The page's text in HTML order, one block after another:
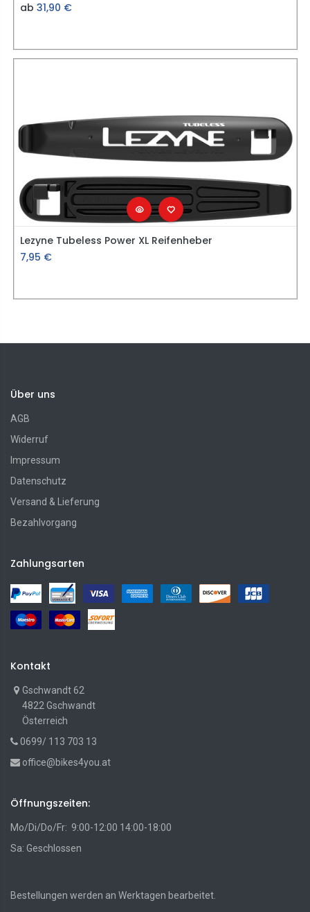
ab 31,90 €
Lezyne Tubeless Power XL Reifenheber
7,95 €
Über uns
AGB
Widerruf
Impressum
Datenschutz
Versand & Lieferung
Bezahlvorgang
Zahlungsarten
Kontakt
Gschwandt 62
4822 Gschwandt
Österreich
0699/ 113 703 13
office@bikes4you.at
Öffnungszeiten:
Mo/Di/Do/Fr: 9:00-12:00 14:00-18:00
Sa: Geschlossen
Bestellungen werden an Werktagen bearbeitet.